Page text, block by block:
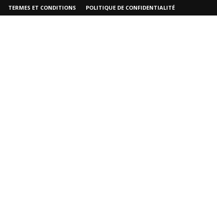
TERMES ET CONDITIONS POLITIQUE DE CONFIDENTIALITÉ